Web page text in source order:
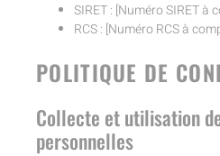
SIRET : [Numéro SIRET à
RCS : [Numéro RCS à
POLITIQUE DE
Collecte et utilisation
personnelles